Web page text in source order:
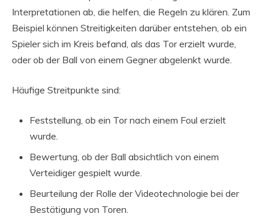
Interpretationen ab, die helfen, die Regeln zu klären. Zum
Beispiel können Streitigkeiten darüber entstehen, ob ein
Spieler sich im Kreis befand, als das Tor erzielt wurde,
oder ob der Ball von einem Gegner abgelenkt wurde.
Häufige Streitpunkte sind:
Feststellung, ob ein Tor nach einem Foul erzielt
wurde.
Bewertung, ob der Ball absichtlich von einem
Verteidiger gespielt wurde.
Beurteilung der Rolle der Videotechnologie bei der
Bestätigung von Toren.